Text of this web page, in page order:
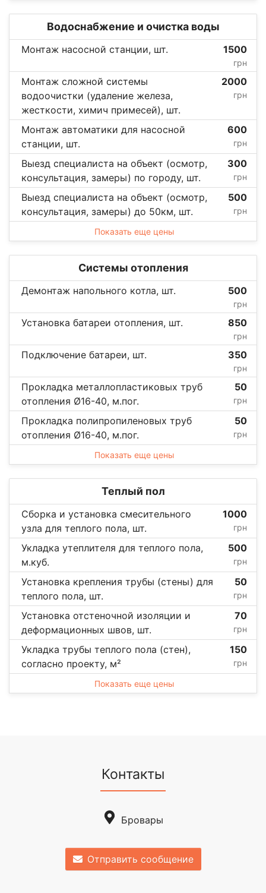
Водоснабжение и очистка воды
Монтаж насосной станции, шт. 1500
грн
Монтаж сложной системы
водоочистки (удаление железа,
жесткости, химич примесей), шт.
2000
грн
Монтаж автоматики для насосной
станции, шт.
600
грн
Выезд специалиста на объект (осмотр,
консультация, замеры) по городу, шт.
300
грн
Выезд специалиста на объект (осмотр,
консультация, замеры) до 50км, шт.
500
грн
Показать еще цены
Системы отопления
Демонтаж напольного котла, шт. 500
грн
Установка батареи отопления, шт. 850
грн
Подключение батареи, шт. 350
грн
Прокладка металлопластиковых труб
отопления Ø16-40, м.пог.
50
грн
Прокладка полипропиленовых труб
отопления Ø16-40, м.пог.
50
грн
Показать еще цены
Теплый пол
Сборка и установка смесительного
узла для теплого пола, шт.
1000
грн
Укладка утеплителя для теплого пола,
м.куб.
500
грн
Установка крепления трубы (стены) для
теплого пола, шт.
50
грн
Установка отстеночной изоляции и
деформационных швов, шт.
70
грн
Укладка трубы теплого пола (стен),
согласно проекту, м²
150
грн
Показать еще цены
Контакты
Бровары
Отправить сообщение